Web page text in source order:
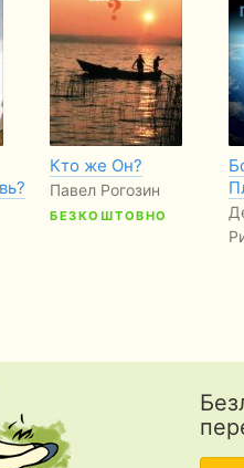
Кто же Он?
Павел Рогозин
БЕЗКОШТОВНО